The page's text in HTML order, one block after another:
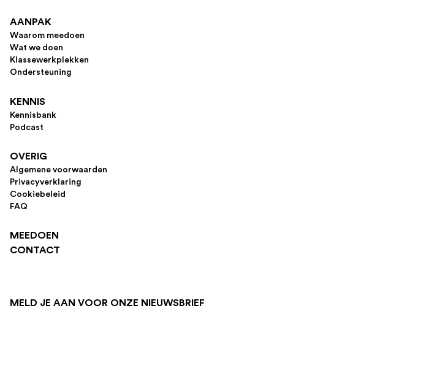
AANPAK
Waarom meedoen
Wat we doen
Klassewerkplekken
Ondersteuning
KENNIS
Kennisbank
Podcast
OVERIG
Algemene voorwaarden
Privacyverklaring
Cookiebeleid
FAQ
MEEDOEN
CONTACT
MELD JE AAN VOOR ONZE NIEUWSBRIEF